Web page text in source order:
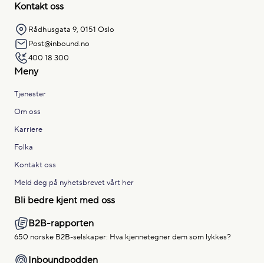
Kontakt oss
Rådhusgata 9, 0151 Oslo
Post@inbound.no
400 18 300
Meny
Tjenester
Om oss
Karriere
Folka
Kontakt oss
Meld deg på nyhetsbrevet vårt her
Bli bedre kjent med oss
B2B-rapporten
650 norske B2B-selskaper: Hva kjennetegner dem som lykkes?
Inboundpodden